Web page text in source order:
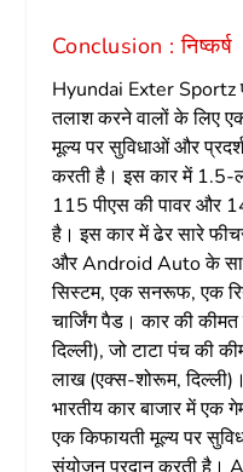
Conclusion : निष्कर्ष
Hyundai Exter Sportz
तलाश करने वालों के लिए
मूल्य पर सुविधाओं और
करती है। इस कार में 1.5-
115 पीएस की पावर और
है। इस कार में ढेर सारे
और Android Auto के
सिस्टम, एक सनरूफ, एक
चार्जिंग पैड। कार की
दिल्ली), जो टाटा पंच की
लाख (एक्स-शोरूम, दिल्ली)।
भारतीय कार बाजार में एक
एक किफायती मूल्य पर